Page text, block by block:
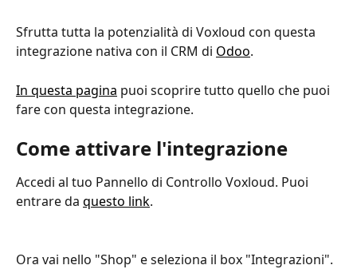
Sfrutta tutta la potenzialità di Voxloud con questa
integrazione nativa con il CRM di Odoo.
In questa pagina puoi scoprire tutto quello che puoi
fare con questa integrazione.
Come attivare l'integrazione
Accedi al tuo Pannello di Controllo Voxloud. Puoi
entrare da questo link.
Ora vai nello "Shop" e seleziona il box "Integrazioni".